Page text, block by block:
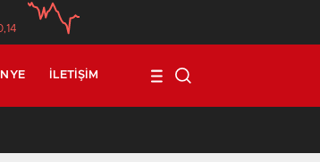
İLETIŞIM